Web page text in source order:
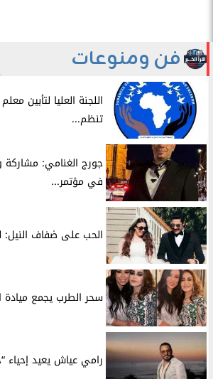
فن ومنوعات
اللجنة العليا لتأبين
تنظم...
جورج الغنامي: مشاركة
في مؤتمر...
الحب على ضفاف
سحر الطرب يجمع ميادة
رامي عياش يعيد إحياء “خد”